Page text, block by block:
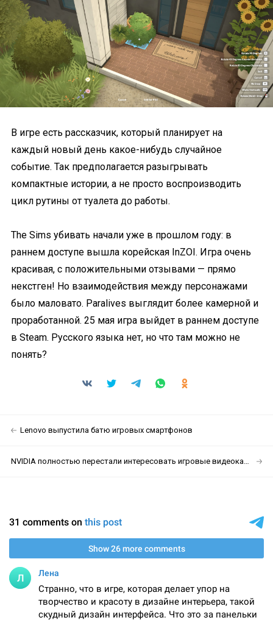
В игре есть рассказчик, который планирует на
каждый новый день какое-нибудь случайное
событие. Так предполагается разыгрывать
компактные истории, а не просто воспроизводить
цикл рутины от туалета до работы.
The Sims убивать начали уже в прошлом году: в
раннем доступе вышла корейская InZOI. Игра очень
красивая, с положительными отзывами — прямо
некстген! Но взаимодействия между персонажами
было маловато. Paralives выглядит более камерной и
проработанной. 25 мая игра выйдет в раннем доступе
в Steam. Русского языка нет, но что там можно не
понять?
Lenovo выпустила батю игровых смартфонов
NVIDIA полностью перестали интересовать игровые видеокарты